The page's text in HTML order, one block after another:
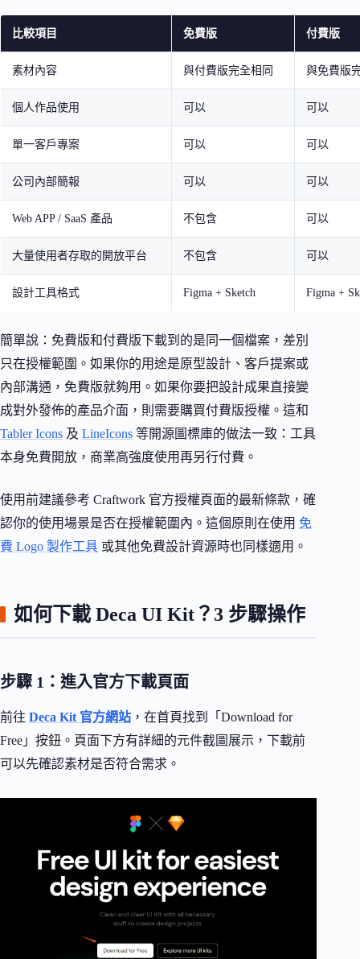
比較項目 免費版 付費版
素材內容 與付費版完全相同 與免費版
個人作品使用 可以 可以
單一客戶專案 可以 可以
公司內部簡報 可以 可以
Web APP / SaaS 產品 不包含 可以
大量使用者存取的開放平台 不包含 可以
設計工具格式 Figma + Sketch Figma +
簡單說：免費版和付費版下載到的是同一個檔案，差別
只在授權範圍。如果你的用途是原型設計、客戶提案或
內部溝通，免費版就夠用。如果你要把設計成果直接變
成對外發佈的產品介面，則需要購買付費版授權。這和
Tabler Icons 及 LineIcons 等開源圖標庫的做法一致：工具
本身免費開放，商業高強度使用再另行付費。
使用前建議參考 Craftwork 官方授權頁面的最新條款，確
認你的使用場景是否在授權範圍內。這個原則在使用 免
費 Logo 製作工具 或其他免費設計資源時也同樣適用。
如何下載 Deca UI Kit？3 步驟操作
步驟 1：進入官方下載頁面
前往 Deca Kit 官方網站 ，在首頁找到「Download for
Free」按鈕。頁面下方有詳細的元件截圖展示，下載前
可以先確認素材是否符合需求。